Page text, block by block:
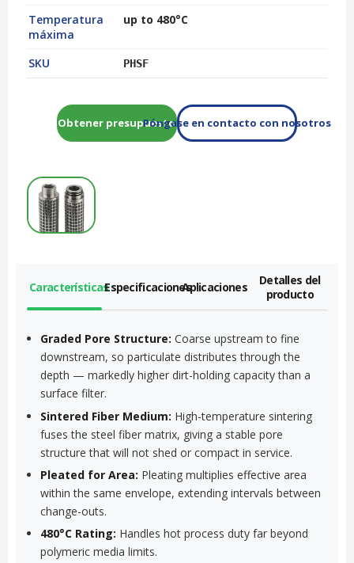
Temperatura
máxima
up to 480°C
SKU PHSF
Obtener presupuestoPóngase en contacto con nosotros
CaracterísticasEspecificacionesAplicaciones
Detalles del
producto
Graded Pore Structure: Coarse upstream to fine
downstream, so particulate distributes through the
depth — markedly higher dirt-holding capacity than a
surface filter.
Sintered Fiber Medium: High-temperature sintering
fuses the steel fiber matrix, giving a stable pore
structure that will not shed or compact in service.
Pleated for Area: Pleating multiplies effective area
within the same envelope, extending intervals between
change-outs.
480°C Rating: Handles hot process duty far beyond
polymeric media limits.